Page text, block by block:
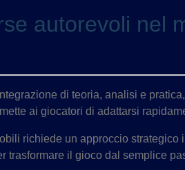
autorevoli nel
di teoria, analisi e
ai giocatori di adattarsi
richiede un approccio
il gioco dal semplice